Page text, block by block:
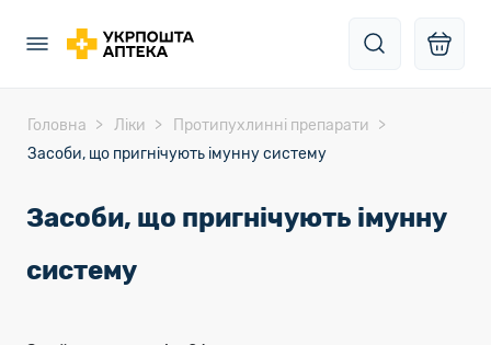
Головна Ліки
Протипухлинні препарати
Засоби, що пригнічують імунну систему
Засоби, що пригнічують імунну
систему